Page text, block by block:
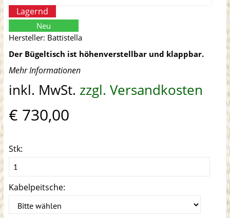
Lagernd
Neu
Hersteller: Battistella
Der Bügeltisch ist höhenverstellbar und klappbar.
Mehr Informationen
inkl. MwSt. zzgl. Versandkosten
€ 730,00
Stk:
Kabelpeitsche: